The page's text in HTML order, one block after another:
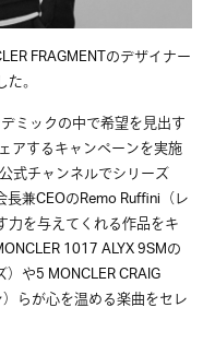
FRAGMENTのデザイナー
。
ミックの中で希望を見出す
アするキャンペーンを実施
式チャンネルでシリーズ
兼CEOのRemo Ruffini（レ
を与えてくれる作品をキ
1017 ALYX 9SMの
）や5 MONCLER CRAIG
らが心を温める楽曲をセレ